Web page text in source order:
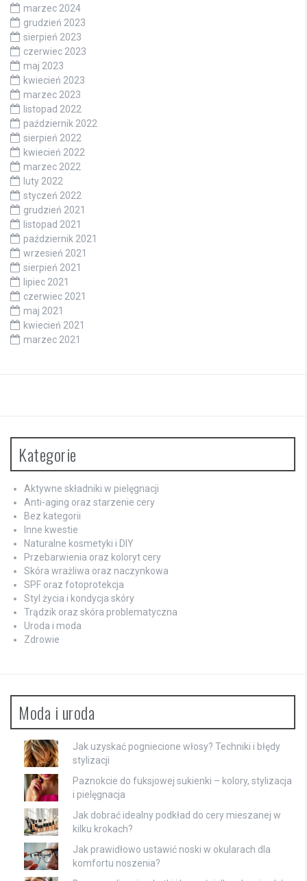
marzec 2024
grudzień 2023
sierpień 2023
czerwiec 2023
maj 2023
kwiecień 2023
marzec 2023
listopad 2022
październik 2022
sierpień 2022
kwiecień 2022
marzec 2022
luty 2022
styczeń 2022
grudzień 2021
listopad 2021
październik 2021
wrzesień 2021
sierpień 2021
lipiec 2021
czerwiec 2021
maj 2021
kwiecień 2021
marzec 2021
Kategorie
Aktywne składniki w pielęgnacji
Anti-aging oraz starzenie cery
Bez kategorii
Inne kwestie
Naturalne kosmetyki i DIY
Przebarwienia oraz koloryt cery
Skóra wrażliwa oraz naczynkowa
SPF oraz fotoprotekcja
Styl życia i kondycja skóry
Trądzik oraz skóra problematyczna
Uroda i moda
Zdrowie
Moda i uroda
Jak uzyskać pogniecione włosy? Techniki i błędy
stylizacji
Paznokcie do fuksjowej sukienki – kolory, stylizacja
i pielęgnacja
Jak dobrać idealny podkład do cery mieszanej w
kilku krokach?
Jak prawidłowo ustawić noski w okularach dla
komfortu noszenia?